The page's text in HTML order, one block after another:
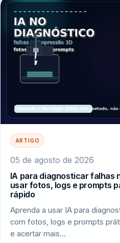
ARTIGO
05 de agosto de 2026
IA para diagnosticar falhas
usar fotos, logs e prompts
rápido
Aprenda a usar IA para
com fotos, logs e prompts
e acertar mais…